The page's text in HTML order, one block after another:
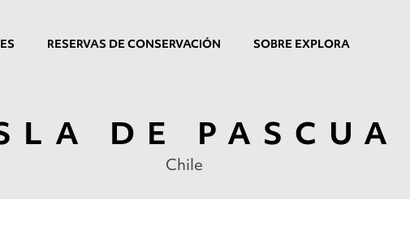
RESERVAS DE CONSERVACIÓN SOBRE EXPLORA
DE PASCUA
Chile